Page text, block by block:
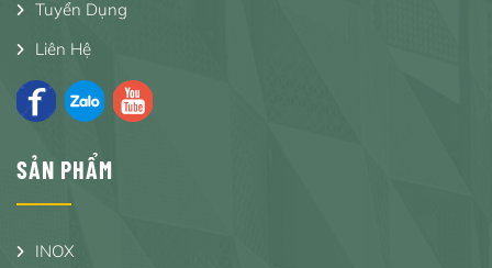
Tuyển Dụng
Liên Hệ
SẢN PHẨM
INOX